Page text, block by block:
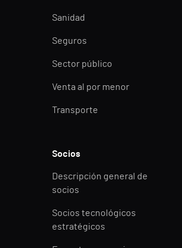
Sanidad
Seguros
Sector público
Venta al por menor
Transporte
Socios
Descripción general de
socios
Socios tecnológicos
estratégicos